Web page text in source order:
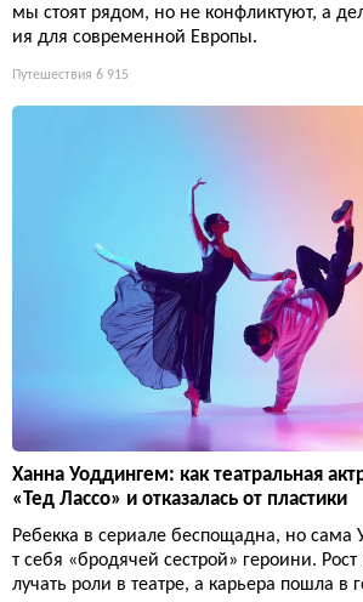
мы стоят рядом, но не конфликтуют, а
ия для современной Европы.
Путешествия 6 915
Ханна Уоддингем: как театральная
«Тед Лассо» и отказалась от пластики
Ребекка в сериале беспощадна, но сама
т себя «бродячей сестрой» героини.
лучать роли в театре, а карьера пошла в